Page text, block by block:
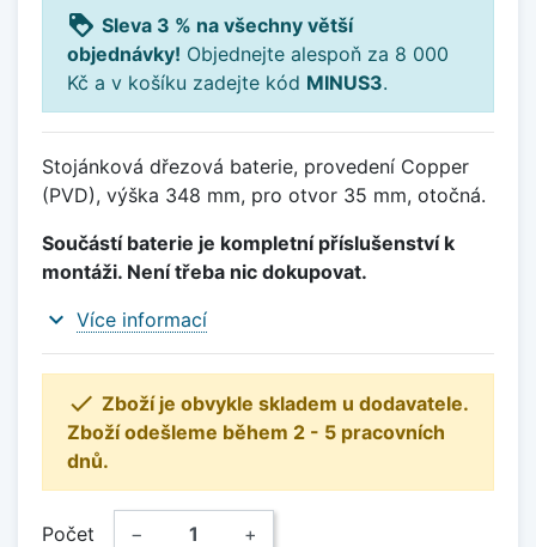
loyalty Sleva 3 % na všechny větší
objednávky! Objednejte alespoň za 8 000
Kč a v košíku zadejte kód MINUS3.
Stojánková dřezová baterie, provedení Copper
(PVD), výška 348 mm, pro otvor 35 mm, otočná.
Součástí baterie je kompletní příslušenství k
montáži. Není třeba nic dokupovat.
expand_more Více informací
 Zboží je obvykle skladem u dodavatele.
Zboží odešleme během 2 - 5 pracovních
dnů.
Počet − +